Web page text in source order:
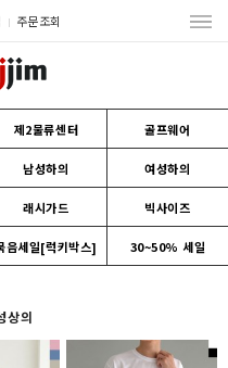
주문조회
제2물류센터 골프웨어
남성하의 여성하의
래시가드 빅사이즈
음세일[럭키박스] 30~50% 세일
의